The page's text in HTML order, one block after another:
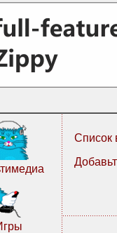
Список